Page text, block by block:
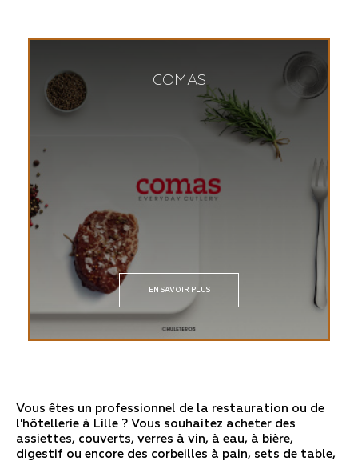
COMAS
EN SAVOIR PLUS
Vous êtes un professionnel de la restauration ou de
l'hôtellerie à Lille ? Vous souhaitez acheter des
assiettes, couverts, verres à vin, à eau, à bière,
digestif ou encore des corbeilles à pain, sets de table,